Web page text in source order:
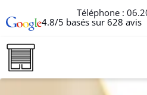
Téléphone :
4.8/5 basés sur 628 avis